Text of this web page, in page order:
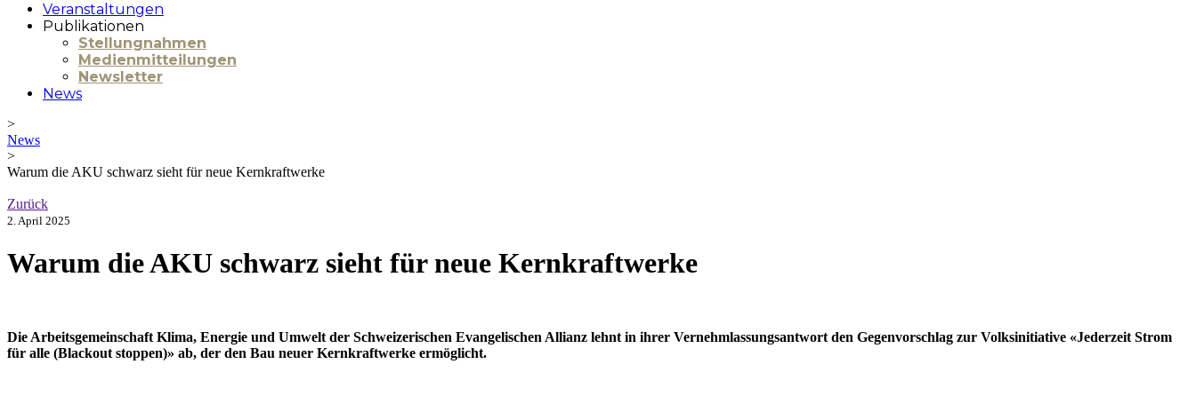
Veranstaltungen
Publikationen
Stellungnahmen
Medienmitteilungen
Newsletter
News
>
News
>
Warum die AKU schwarz sieht für neue Kernkraftwerke
Zurück
2. April 2025
Warum die AKU schwarz sieht für neue Kernkraftwerke
Die Arbeitsgemeinschaft Klima, Energie und Umwelt der Schweizerischen Evangelischen Allianz lehnt in ihrer Vernehmlassungsantwort den Gegenvorschlag zur Volksinitiative «Jederzeit Strom
für alle (Blackout stoppen)» ab, der den Bau neuer Kernkraftwerke ermöglicht.